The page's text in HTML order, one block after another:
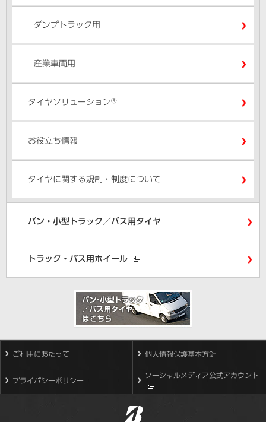
ダンプトラック用
産業車両用
タイヤソリューション®
お役立ち情報
タイヤに関する規制・制度について
バン・小型トラック／バス用タイヤ
トラック・バス用ホイール
ご利用にあたって 個人情報保護基本方針
プライバシーポリシー
ソーシャルメディア公式アカウント